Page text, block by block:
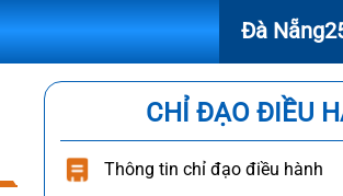
Đà Nẵng
CHỈ ĐẠO ĐIỀU
Thông tin chỉ đạo điều hành